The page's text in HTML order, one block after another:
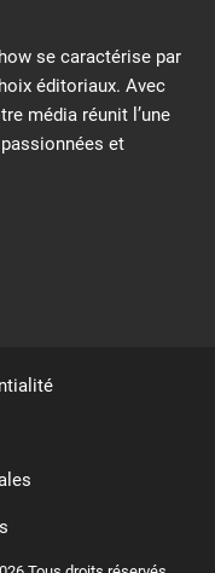
se caractérise par
éditoriaux. Avec
média réunit l’une
et